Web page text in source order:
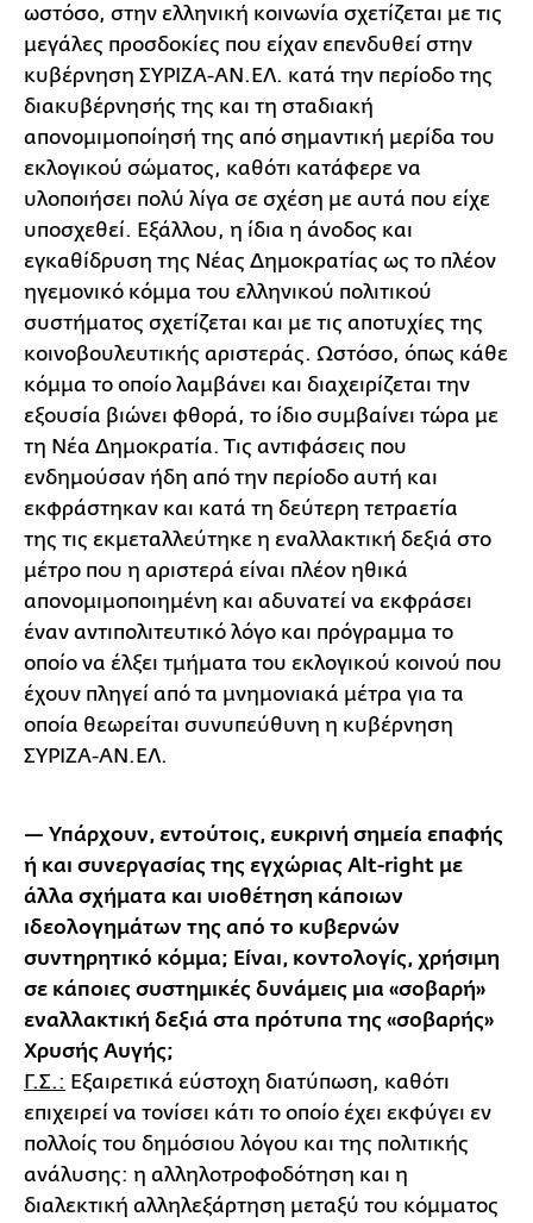
ωστόσο, στην ελληνική κοινωνία σχετίζεται με τις
μεγάλες προσδοκίες που είχαν επενδυθεί στην
κυβέρνηση ΣΥΡΙΖΑ-ΑΝ.ΕΛ. κατά την περίοδο της
διακυβέρνησής της και τη σταδιακή
απονομιμοποίησή της από σημαντική μερίδα του
εκλογικού σώματος, καθότι κατάφερε να
υλοποιήσει πολύ λίγα σε σχέση με αυτά που είχε
υποσχεθεί. Εξάλλου, η ίδια η άνοδος και
εγκαθίδρυση της Νέας Δημοκρατίας ως το πλέον
ηγεμονικό κόμμα του ελληνικού πολιτικού
συστήματος σχετίζεται και με τις αποτυχίες της
κοινοβουλευτικής αριστεράς. Ωστόσο, όπως κάθε
κόμμα το οποίο λαμβάνει και διαχειρίζεται την
εξουσία βιώνει φθορά, το ίδιο συμβαίνει τώρα με
τη Νέα Δημοκρατία. Τις αντιφάσεις που
ενδημούσαν ήδη από την περίοδο αυτή και
εκφράστηκαν και κατά τη δεύτερη τετραετία
της τις εκμεταλλεύτηκε η εναλλακτική δεξιά στο
μέτρο που η αριστερά είναι πλέον ηθικά
απονομιμοποιημένη και αδυνατεί να εκφράσει
έναν αντιπολιτευτικό λόγο και πρόγραμμα το
οποίο να έλξει τμήματα του εκλογικού κοινού που
έχουν πληγεί από τα μνημονιακά μέτρα για τα
οποία θεωρείται συνυπεύθυνη η κυβέρνηση
ΣΥΡΙΖΑ-ΑΝ.ΕΛ.
— Υπάρχουν, εντούτοις, ευκρινή σημεία επαφής
ή και συνεργασίας της εγχώριας Alt-right με
άλλα σχήματα και υιοθέτηση κάποιων
ιδεολογημάτων της από το κυβερνών
συντηρητικό κόμμα; Είναι, κοντολογίς, χρήσιμη
σε κάποιες συστημικές δυνάμεις μια «σοβαρή»
εναλλακτική δεξιά στα πρότυπα της «σοβαρής»
Χρυσής Αυγής;
Γ.Σ.: Εξαιρετικά εύστοχη διατύπωση, καθότι
επιχειρεί να τονίσει κάτι το οποίο έχει εκφύγει εν
πολλοίς του δημόσιου λόγου και της πολιτικής
ανάλυσης: η αλληλοτροφοδότηση και η
διαλεκτική αλληλεξάρτηση μεταξύ του κόμματος